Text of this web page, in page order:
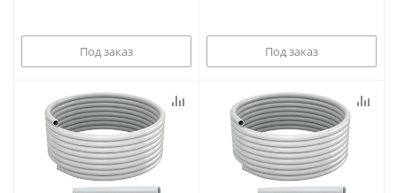
Под заказ Под заказ